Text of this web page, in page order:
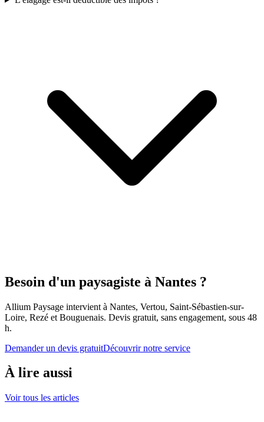
Besoin d'un paysagiste à Nantes ?
Allium Paysage intervient à Nantes, Vertou, Saint-Sébastien-sur-
Loire, Rezé et Bouguenais. Devis gratuit, sans engagement, sous 48
h.
Demander un devis gratuitDécouvrir notre service
À lire aussi
Voir tous les articles